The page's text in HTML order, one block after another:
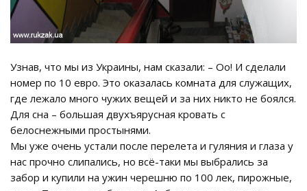
Узнав, что мы из Украины, нам сказали: – Оо! И сделали
номер по 10 евро. Это оказалась комната для служащих,
где лежало много чужих вещей и за них никто не боялся.
Для сна – большая двухъярусная кровать с
белоснежными простынями.
Мы уже очень устали после перелета и гуляния и глаза у
нас прочно слипались, но всё-таки мы выбрались за
забор и купили на ужин черешню по 100 лек, пирожные,